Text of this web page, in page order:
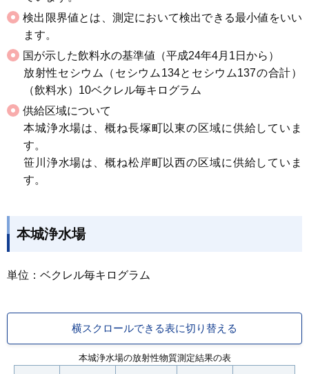
検出限界値とは、測定において検出できる最小値をいい
ます。
国が示した飲料水の基準値（平成24年4月1日から）
放射性セシウム（セシウム134とセシウム137の合計）
（飲料水）10ベクレル毎キログラム
供給区域について
本城浄水場は、概ね長塚町以東の区域に供給していま
す。
笹川浄水場は、概ね松岸町以西の区域に供給していま
す。
本城浄水場
単位：ベクレル毎キログラム
横スクロールできる表に切り替える
本城浄水場の放射性物質測定結果の表